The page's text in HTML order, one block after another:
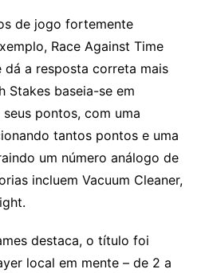
de jogo fortemente
Race Against Time
a resposta correta mais
Stakes baseia-se em
pontos, com uma
tantos pontos e uma
um número análogo de
incluem Vacuum Cleaner,
destaca, o título foi
local em mente – de 2 a